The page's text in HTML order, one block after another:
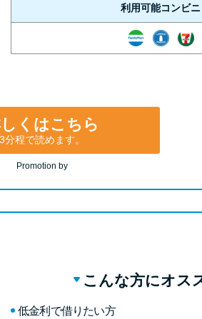
利用可能コンビニ
くはこちら
3分程で読めます。
Promotion by
こんな方にオス
低金利で借りたい方